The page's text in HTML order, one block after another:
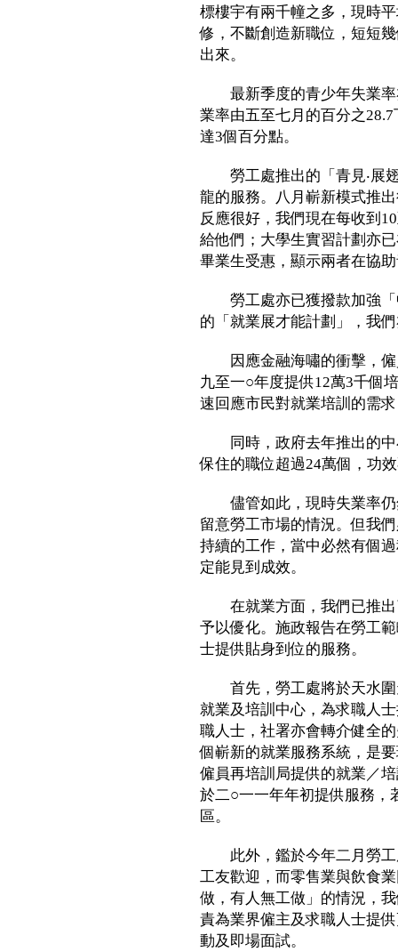
標樓宇有兩千幢之多，現時
修，不斷創造新職位，短短
出來。
最新季度的青少年失業率
業率由五至七月的百分之
達3個百分點。
勞工處推出的「青見‧展翅
龍的服務。八月嶄新模式推
反應很好，我們現在每收到
給他們；大學生實習計劃亦
畢業生受惠，顯示兩者在協
勞工處亦已獲撥款加強「
的「就業展才能計劃」，我
因應金融海嘯的衝擊，僱
九至一○年度提供12萬3千個
速回應市民對就業培訓的需
同時，政府去年推出的中
保住的職位超過24萬個，功
儘管如此，現時失業率仍
留意勞工市場的情況。但我
持續的工作，當中必然有個
定能見到成效。
在就業方面，我們已推出
予以優化。施政報告在勞工
士提供貼身到位的服務。
首先，勞工處將於天水圍
就業及培訓中心，為求職人
職人士，社署亦會轉介健全
個嶄新的就業服務系統，是
僱員再培訓局提供的就業／
於二○一一年年初提供服務，
區。
此外，鑑於今年二月勞工
工友歡迎，而零售業與飲食
做，有人無工做」的情況，
責為業界僱主及求職人士提
動及即場面試。